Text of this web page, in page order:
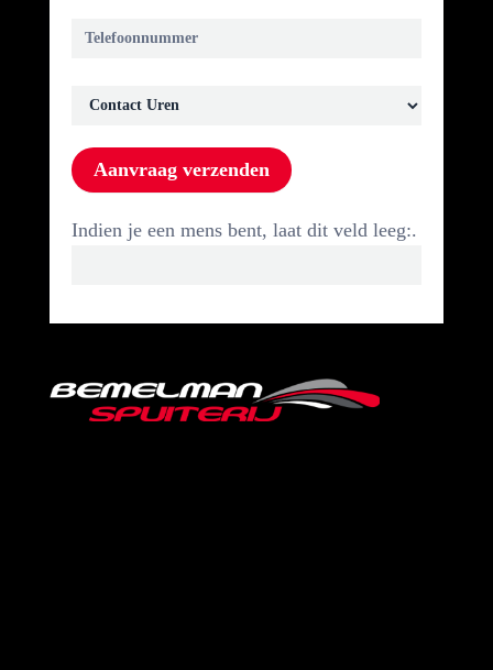
Aanvraag verzenden
Indien je een mens bent, laat dit veld leeg:.